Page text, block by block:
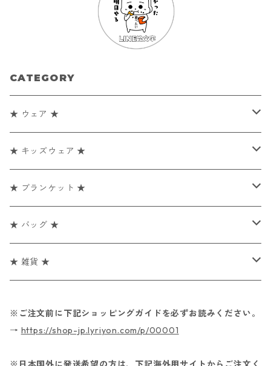
CATEGORY
★ ウェア ★
【 Tシャツ 】
ポックポーン
【 ヘアバンド 】
あにゅぱんだ（愛夢繁玉）
★ キッズウェア ★
【 Tシャツ 】
ポックポーン
★ ブランケット ★
あにゅぱんだ（愛夢繁玉）
★ バッグ ★
【 ショッピングエコバッグ 】
とうふめんたるず
【ナップサック】
★ 雑貨 ★
あにゅぱんだ（愛夢繁玉）
【 コースター 】
※ご注文前に下記ショッピングガイドを必ずお読みください。
→ https://shop-jp.lyriyon.com/p/00001